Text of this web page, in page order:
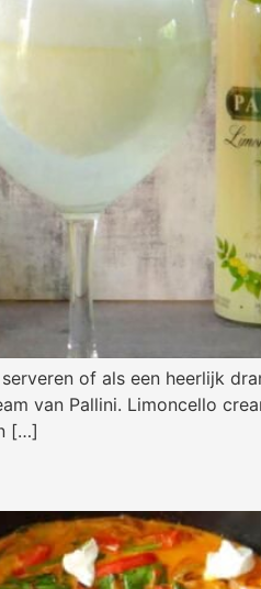
of als een heerlijk
van Pallini. Limoncello
[…]